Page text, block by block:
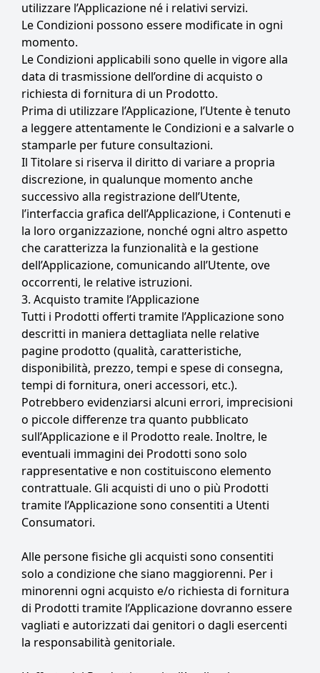
utilizzare l’Applicazione né i relativi servizi.
Le Condizioni possono essere modificate in ogni
momento.
Le Condizioni applicabili sono quelle in vigore alla
data di trasmissione dell’ordine di acquisto o
richiesta di fornitura di un Prodotto.
Prima di utilizzare l’Applicazione, l’Utente è tenuto
a leggere attentamente le Condizioni e a salvarle o
stamparle per future consultazioni.
Il Titolare si riserva il diritto di variare a propria
discrezione, in qualunque momento anche
successivo alla registrazione dell’Utente,
l’interfaccia grafica dell’Applicazione, i Contenuti e
la loro organizzazione, nonché ogni altro aspetto
che caratterizza la funzionalità e la gestione
dell’Applicazione, comunicando all’Utente, ove
occorrenti, le relative istruzioni.
3. Acquisto tramite l’Applicazione
Tutti i Prodotti offerti tramite l’Applicazione sono
descritti in maniera dettagliata nelle relative
pagine prodotto (qualità, caratteristiche,
disponibilità, prezzo, tempi e spese di consegna,
tempi di fornitura, oneri accessori, etc.).
Potrebbero evidenziarsi alcuni errori, imprecisioni
o piccole differenze tra quanto pubblicato
sull’Applicazione e il Prodotto reale. Inoltre, le
eventuali immagini dei Prodotti sono solo
rappresentative e non costituiscono elemento
contrattuale. Gli acquisti di uno o più Prodotti
tramite l’Applicazione sono consentiti a Utenti
Consumatori.
Alle persone fisiche gli acquisti sono consentiti
solo a condizione che siano maggiorenni. Per i
minorenni ogni acquisto e/o richiesta di fornitura
di Prodotti tramite l’Applicazione dovranno essere
vagliati e autorizzati dai genitori o dagli esercenti
la responsabilità genitoriale.